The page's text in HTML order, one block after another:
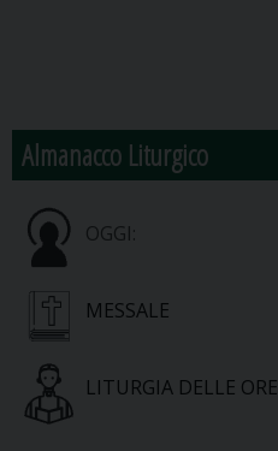
Almanacco Liturgico
OGGI:
MESSALE
LITURGIA DELLE ORE